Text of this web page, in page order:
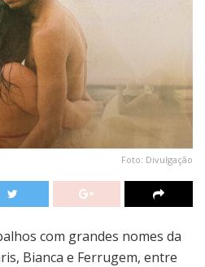
Foto: Divulgação
com grandes nomes da
Bianca e Ferrugem, entre